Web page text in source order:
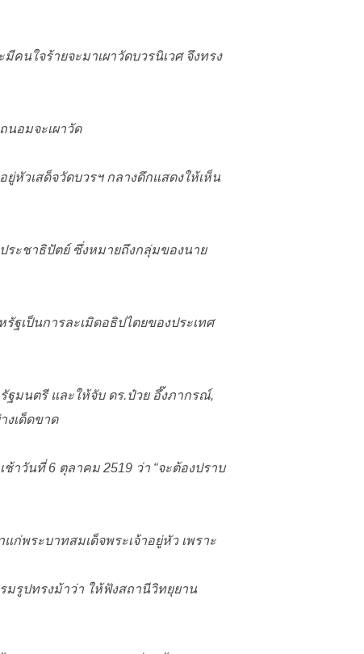
นใจร้ายจะมาเผาวัดบวรนิเวศ จึงทรง
นอมจะเผาวัด
หัวเสด็จวัดบวรฯ กลางดึกแสดงให้เห็น
ระชาธิปัตย์ ซึ่งหมายถึงกลุ่มของนาย
ฐเป็นการละเมิดอธิปไตยของประเทศ
มนตรี และให้จับ ดร.ป๋วย อึ๊งภากรณ์,
เด็ดขาด
าวันที่ 6 ตุลาคม 2519 ว่า “จะต้องปราบ
ก่พระบาทสมเด็จพระเจ้าอยู่หัว เพราะ
รูปทรงม้าว่า ให้ฟังสถานีวิทยุยาน